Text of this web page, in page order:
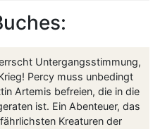
Untergangsstimmung,
Percy muss unbedingt
Artemis befreien, die in die
ist. Ein Abenteuer, das
Kreaturen der